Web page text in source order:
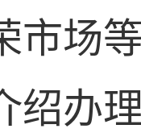
市场
绍办理